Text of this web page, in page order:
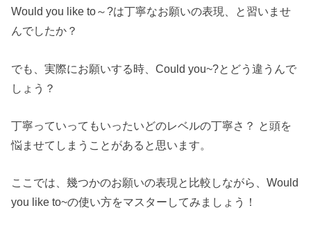
Would you like to～?は丁寧なお願いの表現、と習いませ
んでしたか？
でも、実際にお願いする時、Could you~?とどう違うんで
しょう？
丁寧っていってもいったいどのレベルの丁寧さ？ と頭を
悩ませてしまうことがあると思います。
ここでは、幾つかのお願いの表現と比較しながら、Would
you like to~の使い方をマスターしてみましょう！